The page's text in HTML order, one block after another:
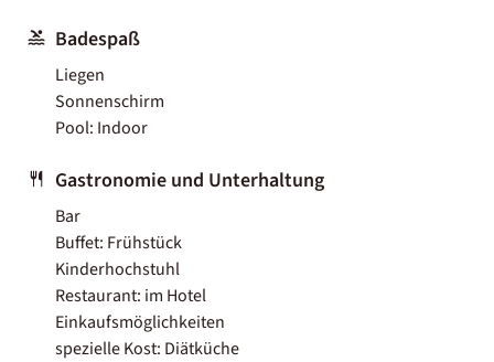
Badespaß
Liegen
Sonnenschirm
Pool: Indoor
Gastronomie und Unterhaltung
Bar
Buffet: Frühstück
Kinderhochstuhl
Restaurant: im Hotel
Einkaufsmöglichkeiten
spezielle Kost: Diätküche